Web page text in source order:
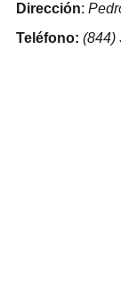
Dirección:
Teléfono: (844)